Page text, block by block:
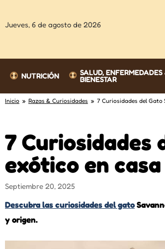
Jueves, 6 de agosto de 2026
NUTRICIÓN SALUD, ENFERMEDADES
BIENESTAR
Inicio » Razas & Curiosidades » 7 Curiosidades del Gato
7 Curiosidades
exótico en casa
Septiembre 20, 2025
Descubra las curiosidades del gato
y origen.